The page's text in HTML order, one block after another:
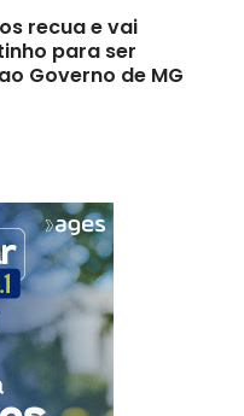
recua e vai
para ser
Governo de MG